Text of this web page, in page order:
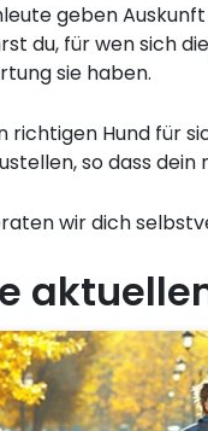
geben
du, für wen sich
sie haben.
richtigen Hund für
so dass
wir dich